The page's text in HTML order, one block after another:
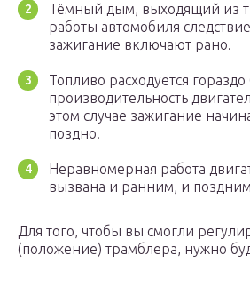
Тёмный дым, выходящий из
работы автомобиля следствие
зажигание включают рано.
Топливо расходуется
производительность
этом случае зажигание
поздно.
Неравномерная работа
вызвана и ранним, и
Для того, чтобы вы смогли
(положение) трамблера, нужно